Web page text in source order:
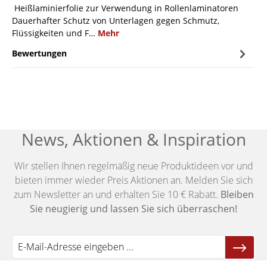
Heißlaminierfolie zur Verwendung in Rollenlaminatoren
Dauerhafter Schutz von Unterlagen gegen Schmutz,
Flüssigkeiten und F… Mehr
Bewertungen
News, Aktionen & Inspiration
Wir stellen Ihnen regelmäßig neue Produktideen vor und
bieten immer wieder Preis Aktionen an. Melden Sie sich
zum Newsletter an und erhalten Sie 10 € Rabatt. Bleiben
Sie neugierig und lassen Sie sich überraschen!